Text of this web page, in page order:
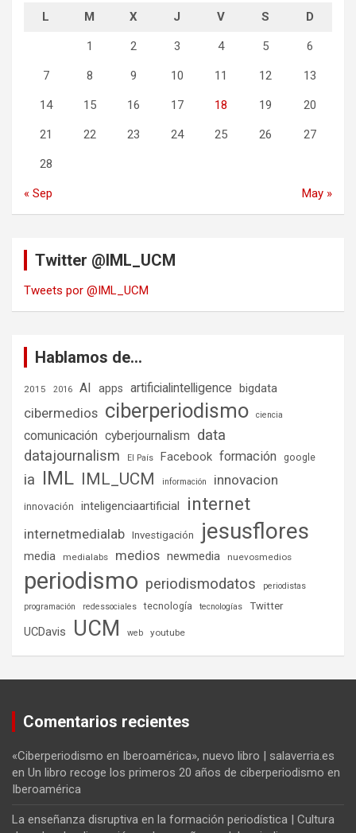
L M X J V S D
1 2 3 4 5 6
7 8 9 10 11 12 13
14 15 16 17 18 19 20
21 22 23 24 25 26 27
28
« Sep May »
Twitter @IML_UCM
Tweets por @IML_UCM
Hablamos de…
2015 2016 AI apps artificialintelligence bigdata
cibermedios ciberperiodismo ciencia
comunicación cyberjournalism data
datajournalism El País Facebook formación google
ia IML IML_UCM información innovacion
innovación inteligenciaartificial internet
internetmedialab Investigación jesusflores
media medialabs medios newmedia nuevosmedios
periodismo periodismodatos
periodistas
programación
redessociales tecnología tecnologías Twitter
UCDavis UCM web youtube
Comentarios recientes
«Ciberperiodismo en Iberoamérica», nuevo libro | salaverria.es
en Un libro recoge los primeros 20 años de ciberperiodismo en
Iberoamérica
La enseñanza disruptiva en la formación periodística | Cultura